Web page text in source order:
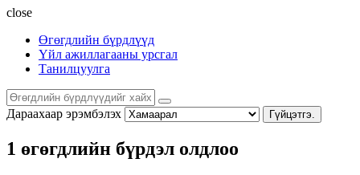
close
Өгөгдлийн бүрдлүүд
Үйл ажиллагааны урсгал
Танилцуулга
Дараахаар эрэмбэлэх Гүйцэтгэ.
1 өгөгдлийн бүрдэл олдлоо